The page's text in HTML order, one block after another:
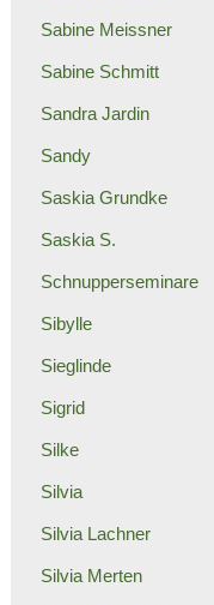
Sabine Meissner
Sabine Schmitt
Sandra Jardin
Sandy
Saskia Grundke
Saskia S.
Schnupperseminare
Sibylle
Sieglinde
Sigrid
Silke
Silvia
Silvia Lachner
Silvia Merten